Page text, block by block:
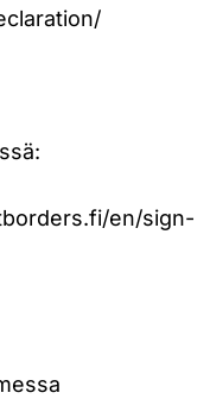
en/sign-